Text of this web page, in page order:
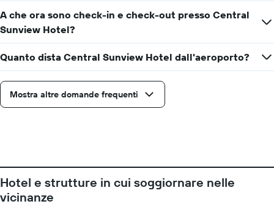
A che ora sono check-in e check-out presso Central
Sunview Hotel?
Quanto dista Central Sunview Hotel dall'aeroporto?
Mostra altre domande frequenti
Hotel e strutture in cui soggiornare nelle
vicinanze